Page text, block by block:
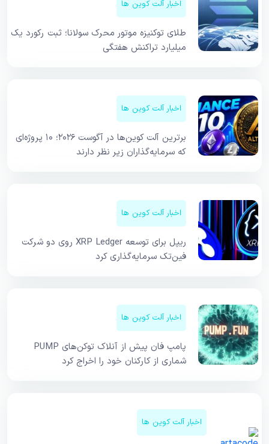
اخبار آلت کوین ها
طلای توکنیزه موتور محرک سولانا؛ ثبت رکورد یک
میلیارد تراکنش هفتگی
اخبار آلت کوین ها
برترین آلت کوین‌ها در آگوست ۲۰۲۶؛ ۱۰ پروژه‌ای
که سرمایه‌گذاران زیر نظر دارند
اخبار آلت کوین ها
ریپل برای توسعه XRP Ledger روی دو شرکت
فین‌تک سرمایه‌گذاری کرد
اخبار آلت کوین ها
پامپ فان پیش از آنلاک توکن‌های PUMP
شماری از کارکنان خود را اخراج کرد
اخبار آلت کوین ها